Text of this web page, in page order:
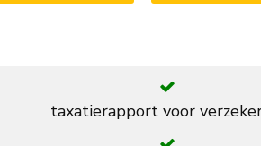
taxatierapport voor